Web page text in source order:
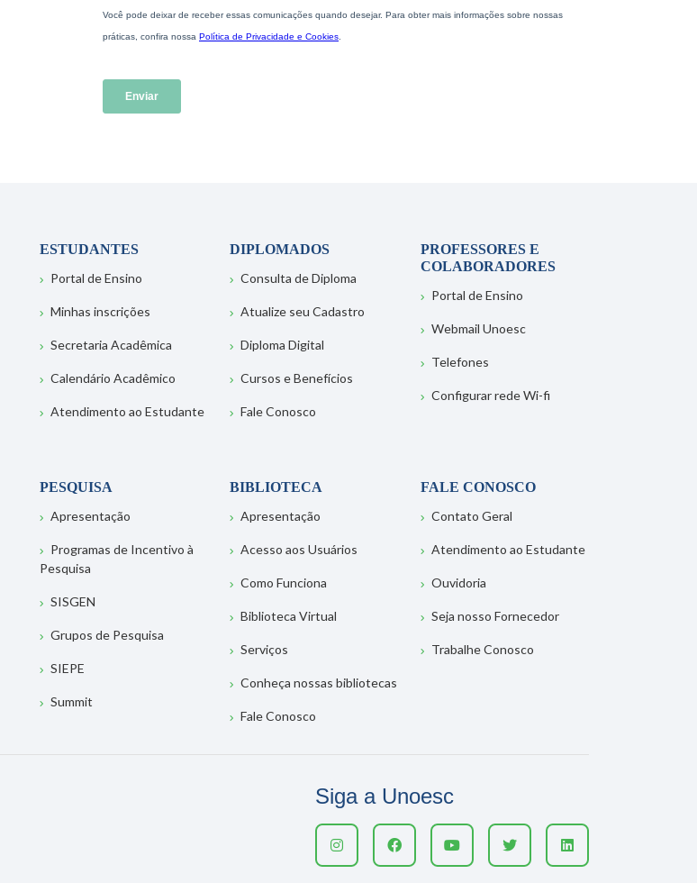
ESTUDANTES
Portal de Ensino
Minhas inscrições
Secretaria Acadêmica
Calendário Acadêmico
Atendimento ao Estudante
DIPLOMADOS
Consulta de Diploma
Atualize seu Cadastro
Diploma Digital
Cursos e Benefícios
Fale Conosco
PROFESSORES E
COLABORADORES
Portal de Ensino
Webmail Unoesc
Telefones
Configurar rede Wi-fi
PESQUISA
Apresentação
Programas de Incentivo à
Pesquisa
SISGEN
Grupos de Pesquisa
SIEPE
Summit
BIBLIOTECA
Apresentação
Acesso aos Usuários
Como Funciona
Biblioteca Virtual
Serviços
Conheça nossas bibliotecas
Fale Conosco
FALE CONOSCO
Contato Geral
Atendimento ao Estudante
Ouvidoria
Seja nosso Fornecedor
Trabalhe Conosco
Siga a Unoesc